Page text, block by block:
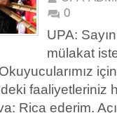
0
UPA:
mülakat
faaliyetleriniz
Rica ederim.